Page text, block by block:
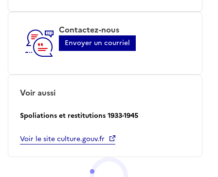
Contactez-nous
Envoyer un courriel
Voir aussi
Spoliations et restitutions 1933-1945
Voir le site culture.gouv.fr